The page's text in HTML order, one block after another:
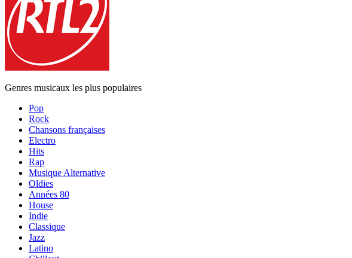
Genres musicaux les plus populaires
Pop
Rock
Chansons françaises
Electro
Hits
Rap
Musique Alternative
Oldies
Années 80
House
Indie
Classique
Jazz
Latino